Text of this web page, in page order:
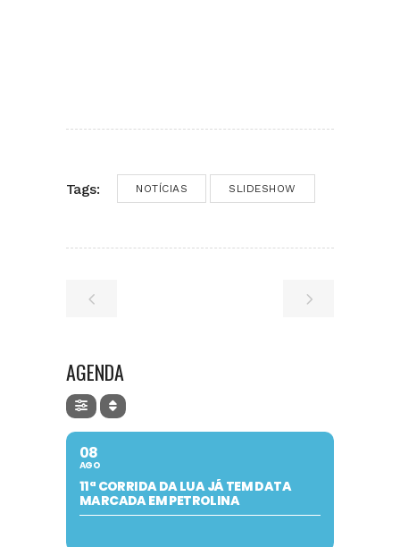
Tags: NOTÍCIAS SLIDESHOW
AGENDA
08
AGO
11ª CORRIDA DA LUA JÁ TEM DATA
MARCADA EM PETROLINA